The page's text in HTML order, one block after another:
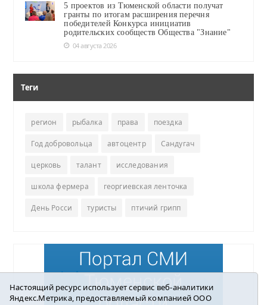
5 проектов из Тюменской области получат
гранты по итогам расширения перечня
победителей Конкурса инициатив
родительских сообществ Общества "Знание"
04 августа 2026
Теги
регион рыбалка права поездка
Год добровольца автоцентр Сандугач
церковь талант исследования
школа фермера георгиевская ленточка
День Росси туристы птичий грипп
Настоящий ресурс использует сервис веб-аналитики
Яндекс.Метрика, предоставляемый компанией ООО